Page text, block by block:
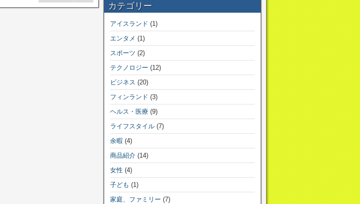
カテゴリー
アイスランド (1)
エンタメ (1)
スポーツ (2)
テクノロジー (12)
ビジネス (20)
フィンランド (3)
ヘルス・医療 (9)
ライフスタイル(7)
余暇 (4)
商品紹介(14)
女性 (4)
子ども (1)
家庭、ファミリー (7)